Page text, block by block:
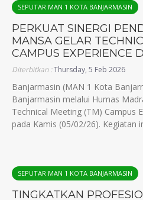
SEPUTAR MAN 1 KOTA BANJARMASIN
PERKUAT SINERGI
MANSA GELAR
CAMPUS EXPERIENCE
Diterbitkan :Thursday, 5 Feb 2026
Banjarmasin (MAN 1 Kota
Banjarmasin melalui Humas
Technical Meeting (TM) Campus
pada Kamis (05/02/26). Kegiatan
SEPUTAR MAN 1 KOTA BANJARMASIN
TINGKATKAN